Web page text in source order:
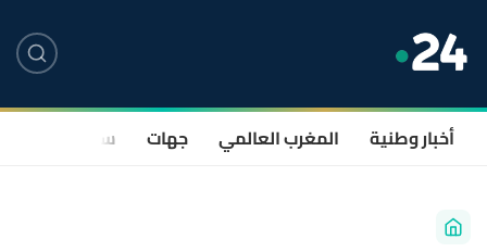
أخبار وطنية المغرب العالمي جهات سياسة